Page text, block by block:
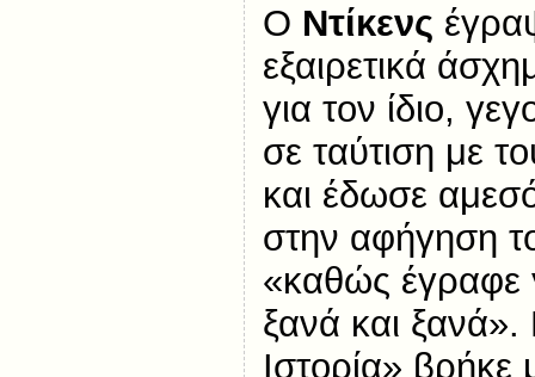
Ο Ντίκενς
εξαιρετικά
για τον ίδιο,
σε ταύτιση με
και έδωσε
στην αφήγηση
«καθώς έγραφε
ξανά και ξανά».
Ιστορία»